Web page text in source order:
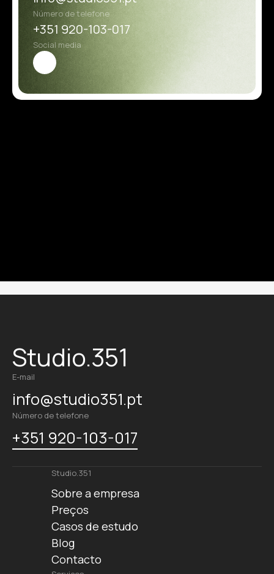
Número de telefone
+351 920-103-017
Social media
Studio.351
E-mail
info@studio351.pt
Número de telefone
+351 920-103-017
Studio.351
Sobre a empresa
Preços
Casos de estudo
Blog
Contacto